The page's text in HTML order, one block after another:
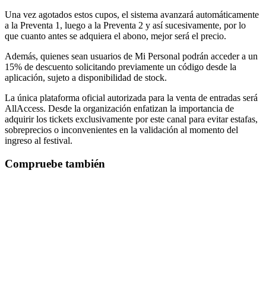
Una vez agotados estos cupos, el sistema avanzará automáticamente
a la Preventa 1, luego a la Preventa 2 y así sucesivamente, por lo
que cuanto antes se adquiera el abono, mejor será el precio.
Además, quienes sean usuarios de Mi Personal podrán acceder a un
15% de descuento solicitando previamente un código desde la
aplicación, sujeto a disponibilidad de stock.
La única plataforma oficial autorizada para la venta de entradas será
AllAccess. Desde la organización enfatizan la importancia de
adquirir los tickets exclusivamente por este canal para evitar estafas,
sobreprecios o inconvenientes en la validación al momento del
ingreso al festival.
Compruebe también